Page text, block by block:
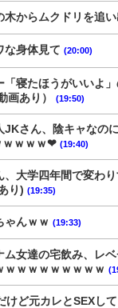
木からムクドリを追
な身体見て (20:00)
「寝たほうがいいよ
画あり）
(19:50)
JKさん、陰キャなの
ｗｗｗｗ❤ (19:40)
、大学四年間で変わ
り) (19:35)
ゃんｗｗ (19:33)
ム女達の宅飲み、レ
ｗｗｗｗｗｗｗｗｗ
けど元カレとSEXし